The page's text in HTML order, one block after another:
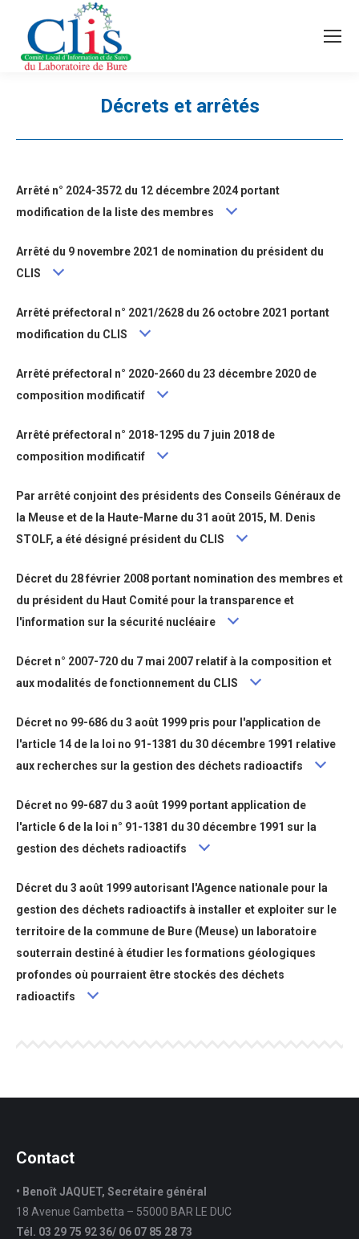
Décrets et arrêtés
Arrêté n° 2024-3572 du 12 décembre 2024 portant
modification de la liste des membres
Arrêté du 9 novembre 2021 de nomination du président du
CLIS
Arrêté préfectoral n° 2021/2628 du 26 octobre 2021 portant
modification du CLIS
Arrêté préfectoral n° 2020-2660 du 23 décembre 2020 de
composition modificatif
Arrêté préfectoral n° 2018-1295 du 7 juin 2018 de
composition modificatif
Par arrêté conjoint des présidents des Conseils Généraux de
la Meuse et de la Haute-Marne du 31 août 2015, M. Denis
STOLF, a été désigné président du CLIS
Décret du 28 février 2008 portant nomination des membres et
du président du Haut Comité pour la transparence et
l'information sur la sécurité nucléaire
Décret n° 2007-720 du 7 mai 2007 relatif à la composition et
aux modalités de fonctionnement du CLIS
Décret no 99-686 du 3 août 1999 pris pour l'application de
l'article 14 de la loi no 91-1381 du 30 décembre 1991 relative
aux recherches sur la gestion des déchets radioactifs
Décret no 99-687 du 3 août 1999 portant application de
l'article 6 de la loi n° 91-1381 du 30 décembre 1991 sur la
gestion des déchets radioactifs
Décret du 3 août 1999 autorisant l'Agence nationale pour la
gestion des déchets radioactifs à installer et exploiter sur le
territoire de la commune de Bure (Meuse) un laboratoire
souterrain destiné à étudier les formations géologiques
profondes où pourraient être stockés des déchets
radioactifs
Contact
• Benoît JAQUET, Secrétaire général
18 Avenue Gambetta – 55000 BAR LE DUC
Tél. 03 29 75 92 36/ 06 07 85 28 73